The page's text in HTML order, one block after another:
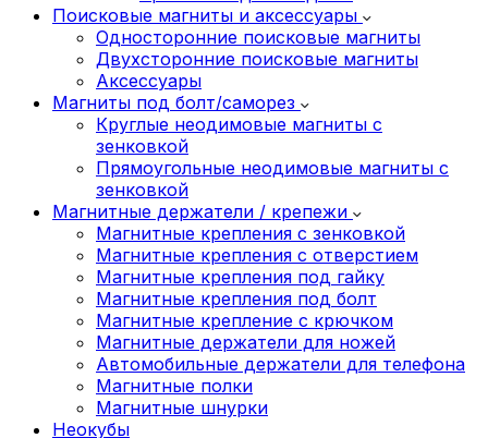
Поисковые магниты и аксессуары
Односторонние поисковые магниты
Двухсторонние поисковые магниты
Аксессуары
Магниты под болт/саморез
Круглые неодимовые магниты с
зенковкой
Прямоугольные неодимовые магниты с
зенковкой
Магнитные держатели / крепежи
Магнитные крепления с зенковкой
Магнитные крепления с отверстием
Магнитные крепления под гайку
Магнитные крепления под болт
Магнитные крепление с крючком
Магнитные держатели для ножей
Автомобильные держатели для телефона
Магнитные полки
Магнитные шнурки
Неокубы